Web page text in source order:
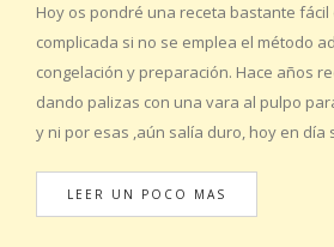
Hoy os pondré una receta bastante
complicada si no se emplea el método
congelación y preparación. Hace años
dando palizas con una vara al pulpo
y ni por esas ,aún salía duro, hoy en día
LEER UN POCO MAS